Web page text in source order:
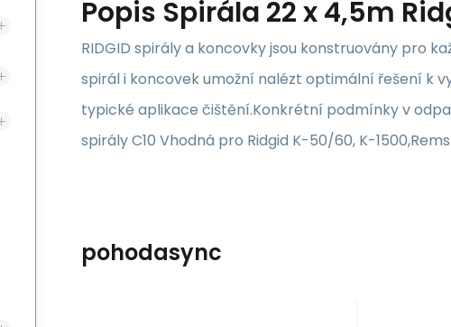
Popis Spirála 22 x 4,5m
RIDGID spirály a koncovky jsou konstruovány pro
spirál i koncovek umožní nalézt optimální řešení k
typické aplikace čištění.Konkrétní podmínky v
spirály C10 Vhodná pro Ridgid K-50/60, K-
pohodasync